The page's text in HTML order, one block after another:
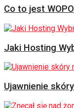
Co to jest
Jaki Hosting
Ujawnienie